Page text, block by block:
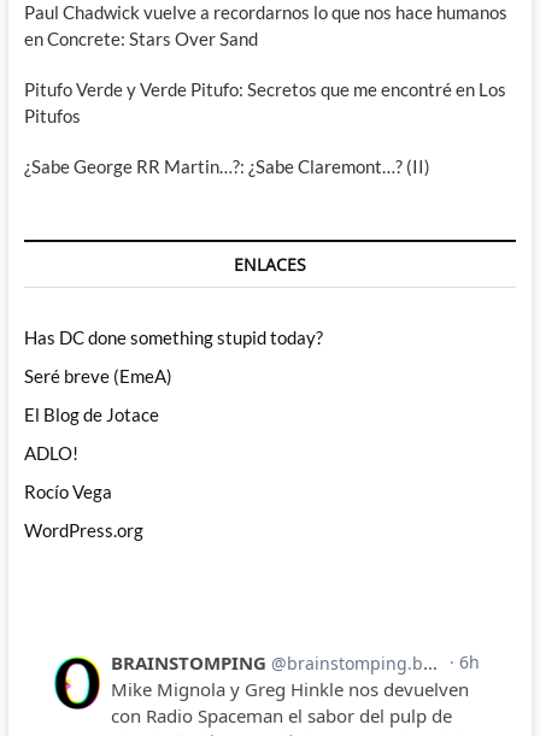
Paul Chadwick vuelve a recordarnos lo que nos hace humanos
en Concrete: Stars Over Sand
Pitufo Verde y Verde Pitufo: Secretos que me encontré en Los
Pitufos
¿Sabe George RR Martin…?: ¿Sabe Claremont…? (II)
ENLACES
Has DC done something stupid today?
Seré breve (EmeA)
El Blog de Jotace
ADLO!
Rocío Vega
WordPress.org